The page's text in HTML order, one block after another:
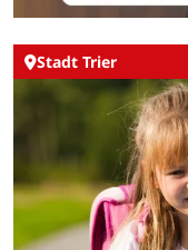
Stadt Trier